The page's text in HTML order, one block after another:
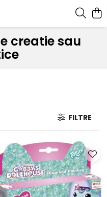
creatie sau
FILTRE